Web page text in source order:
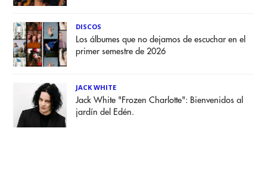
DISCOS
Los álbumes que no dejamos de escuchar en el
primer semestre de 2026
JACK WHITE
Jack White "Frozen Charlotte": Bienvenidos al
jardín del Edén.